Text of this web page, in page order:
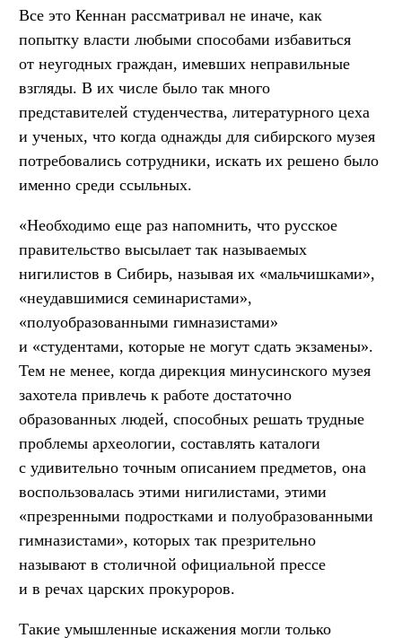
Все это Кеннан рассматривал не иначе, как
попытку власти любыми способами избавиться
от неугодных граждан, имевших неправильные
взгляды. В их числе было так много
представителей студенчества, литературного цеха
и ученых, что когда однажды для сибирского музея
потребовались сотрудники, искать их решено было
именно среди ссыльных.
«Необходимо еще раз напомнить, что русское
правительство высылает так называемых
нигилистов в Сибирь, называя их «мальчишками»,
«неудавшимися семинаристами»,
«полуобразованными гимназистами»
и «студентами, которые не могут сдать экзамены».
Тем не менее, когда дирекция минусинского музея
захотела привлечь к работе достаточно
образованных людей, способных решать трудные
проблемы археологии, составлять каталоги
с удивительно точным описанием предметов, она
воспользовалась этими нигилистами, этими
«презренными подростками и полуобразованными
гимназистами», которых так презрительно
называют в столичной официальной прессе
и в речах царских прокуроров.
Такие умышленные искажения могли только